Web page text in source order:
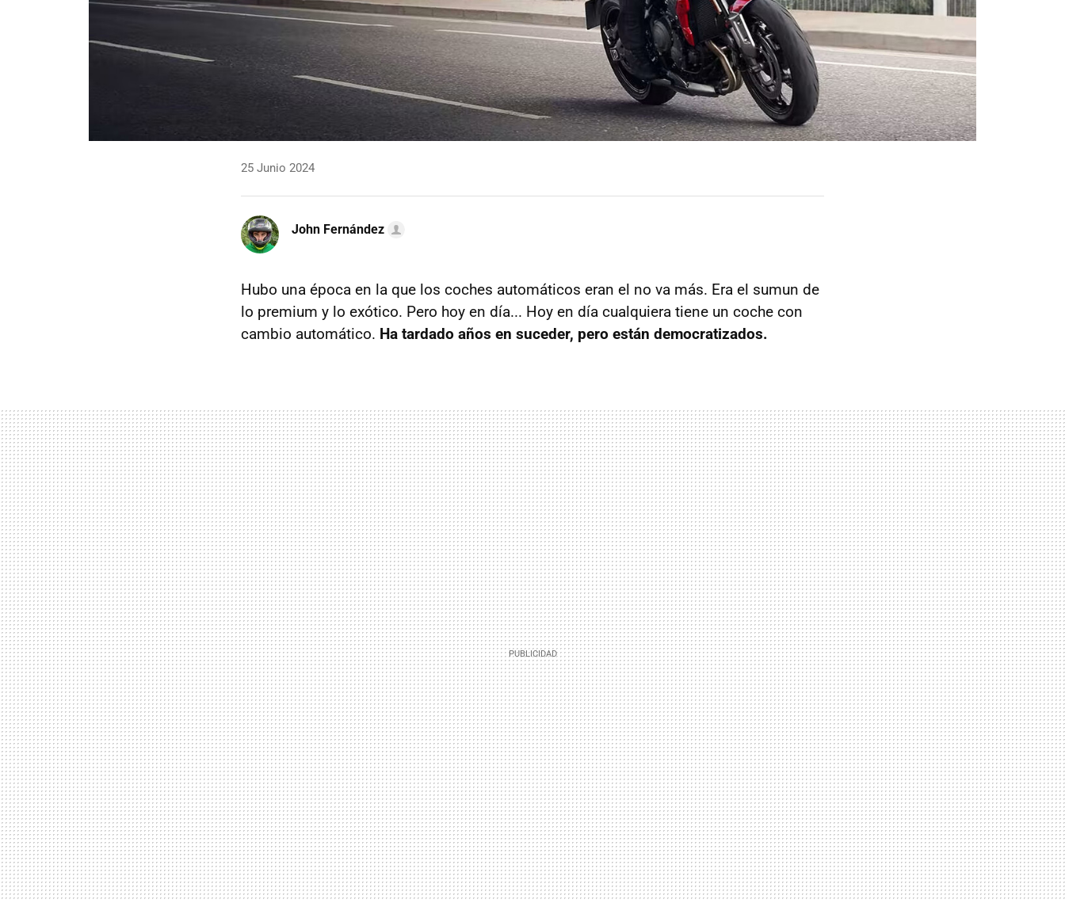
25 Junio 2024
John Fernández
Hubo una época en la que los coches automáticos eran el no va más. Era el sumun de
lo premium y lo exótico. Pero hoy en día... Hoy en día cualquiera tiene un coche con
cambio automático. Ha tardado años en suceder, pero están democratizados.